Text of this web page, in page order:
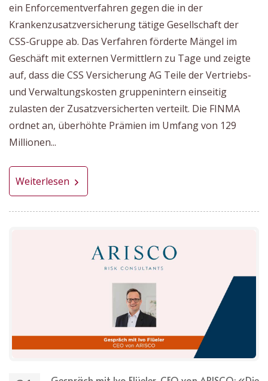
ein Enforcementverfahren gegen die in der
Krankenzusatzversicherung tätige Gesellschaft der
CSS-Gruppe ab. Das Verfahren förderte Mängel im
Geschäft mit externen Vermittlern zu Tage und zeigte
auf, dass die CSS Versicherung AG Teile der Vertriebs-
und Verwaltungskosten gruppenintern einseitig
zulasten der Zusatzversicherten verteilt. Die FINMA
ordnet an, überhöhte Prämien im Umfang von 129
Millionen...
Weiterlesen